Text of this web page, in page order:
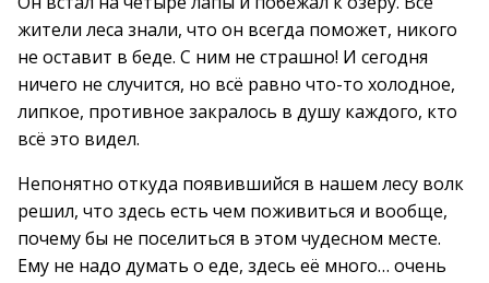
жители леса знали, что он всегда поможет, никого
не оставит в беде. С ним не страшно! И сегодня
ничего не случится, но всё равно что-то холодное,
липкое, противное закралось в душу каждого, кто
всё это видел.
Непонятно откуда появившийся в нашем лесу волк
решил, что здесь есть чем поживиться и вообще,
почему бы не поселиться в этом чудесном месте.
Ему не надо думать о еде, здесь её много… очень